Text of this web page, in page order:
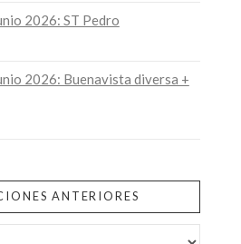
2026: ST Pedro
2026: Buenavista diversa +
ANTERIORES